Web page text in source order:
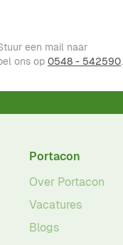
een mail naar
ons op 0548 - 542590.
Portacon
Over Portacon
Vacatures
Blogs